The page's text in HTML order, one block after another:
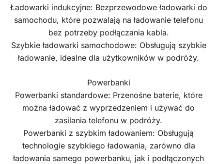
Ładowarki indukcyjne: Bezprzewodowe ładowarki do
samochodu, które pozwalają na ładowanie telefonu
bez potrzeby podłączania kabla.
Szybkie ładowarki samochodowe: Obsługują szybkie
ładowanie, idealne dla użytkowników w podróży.
Powerbanki
Powerbanki standardowe: Przenośne baterie, które
można ładować z wyprzedzeniem i używać do
zasilania telefonu w podróży.
Powerbanki z szybkim ładowaniem: Obsługują
technologie szybkiego ładowania, zarówno dla
ładowania samego powerbanku, jak i podłączonych